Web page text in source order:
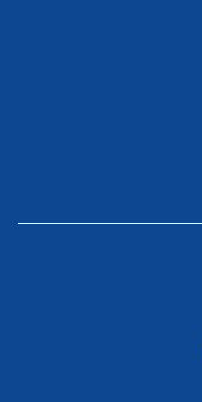
לכל מוצרי היצרן